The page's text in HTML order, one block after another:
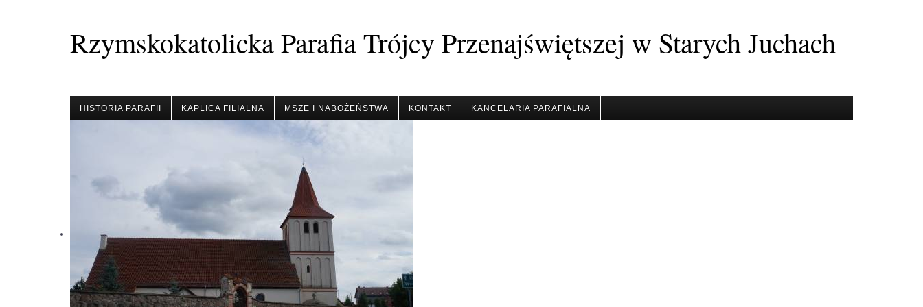
Rzymskokatolicka Parafia Trójcy Przenajświętszej w Starych Juchach
HISTORIA PARAFII KAPLICA FILIALNA MSZE I NABOŻEŃSTWA KONTAKT KANCELARIA PARAFIALNA